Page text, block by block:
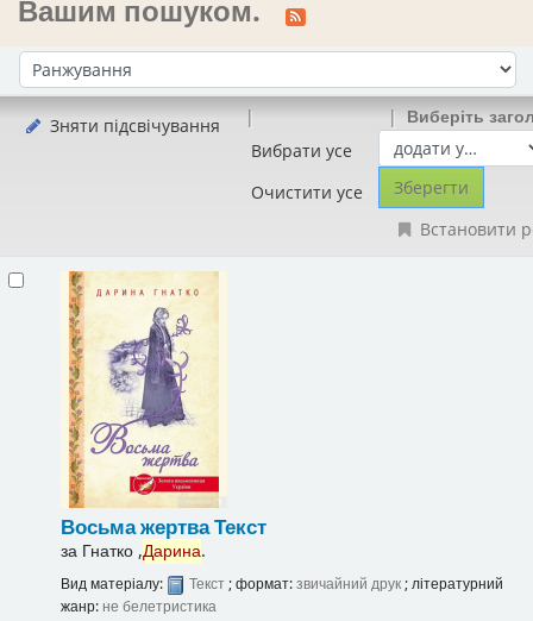
Вашим пошуком.
Сортувати за:
Зняти підсвічування
Вибрати усе
Очистити усе
Виберіть
Встановити
Восьма жертваТекст
за Гнатко ,Дарина.
Вид матеріалу: Текст; формат:звичайний друк; літературний
жанр: не белетристика